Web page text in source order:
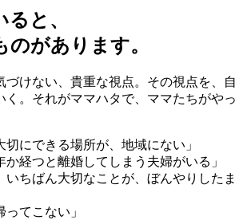
と、
のがあります。
づけない、貴重な視点。その視点を、自
く。それがママハタで、ママたちがやっ
切にできる場所が、地域にない」
か経つと離婚してしまう夫婦がいる」
いちばん大切なことが、ぼんやりしたま
ってこない」